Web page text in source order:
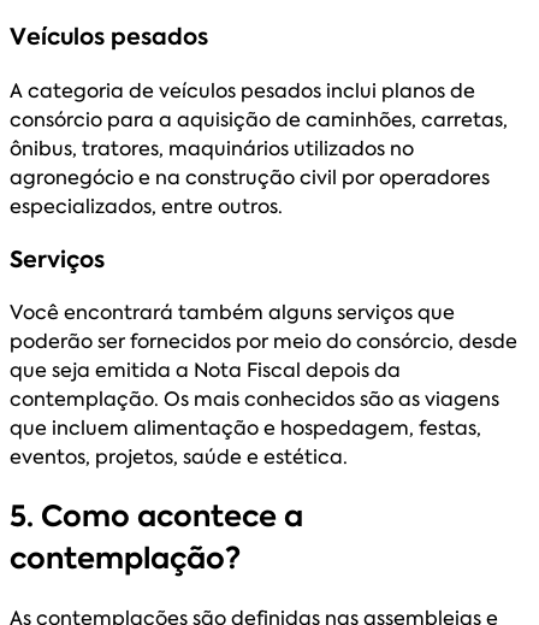
Veículos pesados
A categoria de veículos pesados inclui planos de
consórcio para a aquisição de caminhões, carretas,
ônibus, tratores, maquinários utilizados no
agronegócio e na construção civil por operadores
especializados, entre outros.
Serviços
Você encontrará também alguns serviços que
poderão ser fornecidos por meio do consórcio, desde
que seja emitida a Nota Fiscal depois da
contemplação. Os mais conhecidos são as viagens
que incluem alimentação e hospedagem, festas,
eventos, projetos, saúde e estética.
5. Como acontece a
contemplação?
As contemplações são definidas nas assembleias e